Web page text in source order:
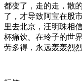
都变了，走的走，散
了，才导致阿宝在股
里去北京，汪明珠相
杯痛饮。在玲子的世
劳多得，永远轰轰烈烈